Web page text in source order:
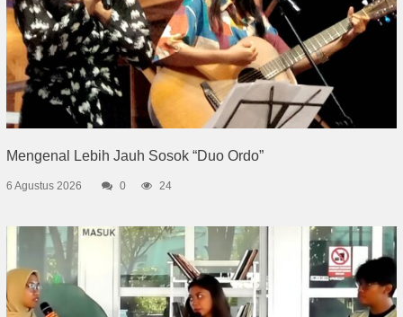
Mengenal Lebih Jauh Sosok “Duo Ordo”
6 Agustus 2026 0 24